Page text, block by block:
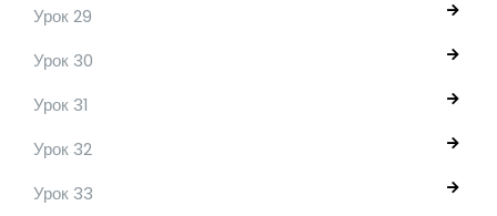
Урок 29
Урок 30
Урок 31
Урок 32
Урок 33